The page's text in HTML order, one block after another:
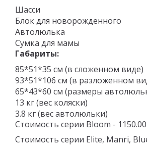
Шасси
Блок для новорожденного
Автолюлька
Сумка для мамы
Габариты:
85*51*35 см (в сложенном виде)
93*51*106 см (в разложенном
65*43*60 см (размеры
13 кг (вес коляски)
3.8 кг (вес автолюльки)
Стоимость серии Bloom - 1150.00
Стоимость серии Elite, Manri,